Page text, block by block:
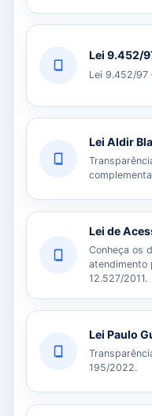
Lei 9.452/
Lei 9.452/97
Lei Aldir
Lei de
Conheça os
atendimento
12.527/2011.
Lei Paulo
195/2022.